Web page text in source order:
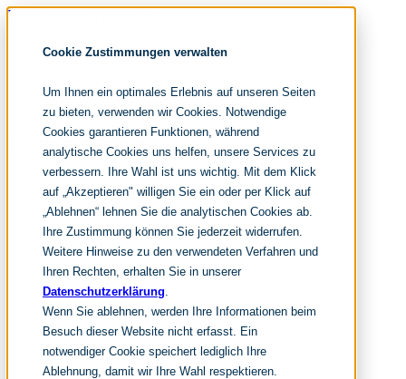
Cookie Zustimmungen verwalten
Um Ihnen ein optimales Erlebnis auf unseren Seiten
zu bieten, verwenden wir Cookies. Notwendige
Cookies garantieren Funktionen, während
analytische Cookies uns helfen, unsere Services zu
verbessern. Ihre Wahl ist uns wichtig. Mit dem Klick
auf „Akzeptieren" willigen Sie ein oder per Klick auf
„Ablehnen“ lehnen Sie die analytischen Cookies ab.
Ihre Zustimmung können Sie jederzeit widerrufen.
Weitere Hinweise zu den verwendeten Verfahren und
Ihren Rechten, erhalten Sie in unserer
Datenschutzerklärung.
Wenn Sie ablehnen, werden Ihre Informationen beim
Besuch dieser Website nicht erfasst. Ein
notwendiger Cookie speichert lediglich Ihre
Ablehnung, damit wir Ihre Wahl respektieren.
Navigation überspringen
noventum
IT & Management Consulting
People & Culture
Navigation überspringen
Fokusthemen
Organisationsdesign
New Work Strategie
Leistungen
Organisationsentwicklung
Change Management
Innovation Management
New Work Beratung
Leadership Development